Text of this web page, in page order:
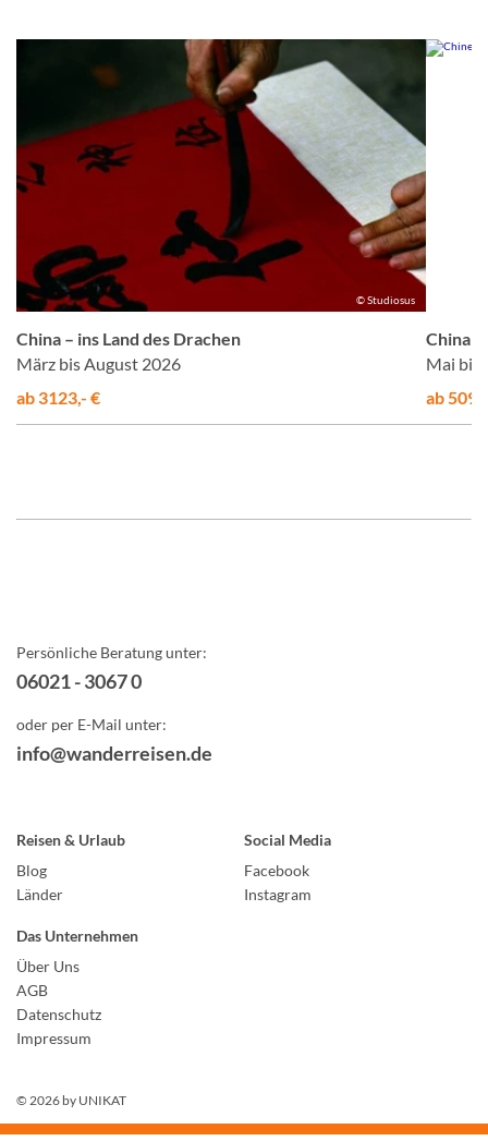
© Studiosus
China – ins Land des Drachen
März bis August 2026
ab 3123,- €
China
Mai bis
ab
Persönliche Beratung unter:
06021 - 3067 0
oder per E-Mail unter:
info@wanderreisen.de
Reisen & Urlaub
Blog
Länder
Social Media
Facebook
Instagram
Das Unternehmen
Über Uns
AGB
Datenschutz
Impressum
© 2026 by UNIKAT